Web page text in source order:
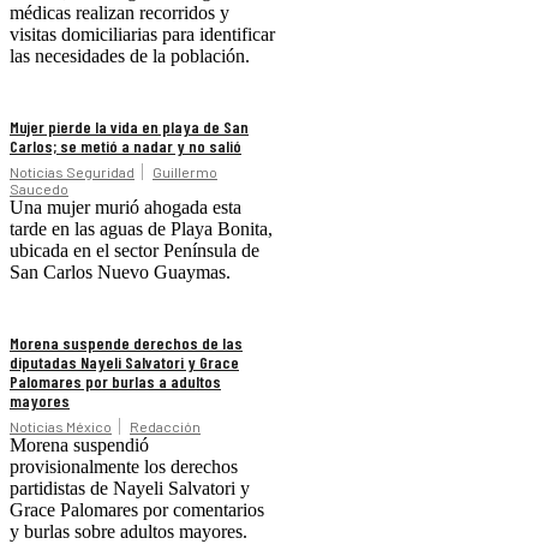
médicas realizan recorridos y
visitas domiciliarias para identificar
las necesidades de la población.
Mujer pierde la vida en playa de San
Carlos; se metió a nadar y no salió
Noticias Seguridad
Guillermo
Saucedo
Una mujer murió ahogada esta
tarde en las aguas de Playa Bonita,
ubicada en el sector Península de
San Carlos Nuevo Guaymas.
Morena suspende derechos de las
diputadas Nayeli Salvatori y Grace
Palomares por burlas a adultos
mayores
Noticias México Redacción
Morena suspendió
provisionalmente los derechos
partidistas de Nayeli Salvatori y
Grace Palomares por comentarios
y burlas sobre adultos mayores.